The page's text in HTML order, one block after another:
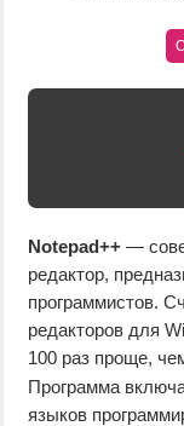
Notepad++ —
редактор,
программистов.
редакторов для
100 раз проще,
Программа
языков